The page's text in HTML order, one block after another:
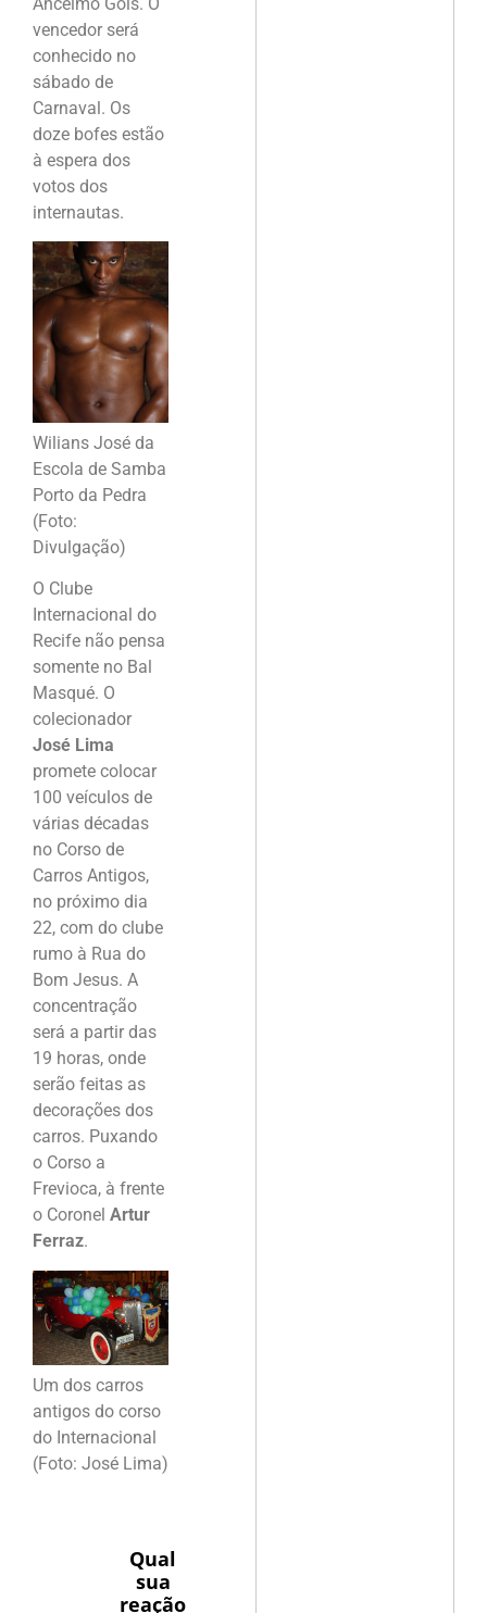
vencedor será
conhecido no
sábado de
Carnaval. Os
doze bofes estão
à espera dos
votos dos
internautas.
Wilians José da
Escola de Samba
Porto da Pedra
(Foto:
Divulgação)
O Clube
Internacional do
Recife não pensa
somente no Bal
Masqué. O
colecionador
José Lima
promete colocar
100 veículos de
várias décadas
no Corso de
Carros Antigos,
no próximo dia
22, com do clube
rumo à Rua do
Bom Jesus. A
concentração
será a partir das
19 horas, onde
serão feitas as
decorações dos
carros. Puxando
o Corso a
Frevioca, à frente
o Coronel Artur
Ferraz.
Um dos carros
antigos do corso
do Internacional
(Foto: José Lima)
Qual
sua
reação